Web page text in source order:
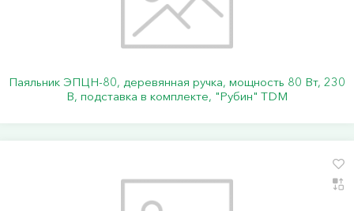
Паяльник ЭПЦН-80, деревянная ручка, мощность 80 Вт, 230
В, подставка в комплекте, "Рубин" TDM